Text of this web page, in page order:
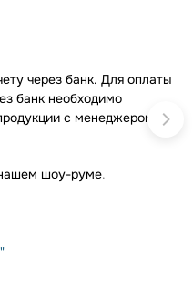
через банк. Для оплаты
банк необходимо
с менеджером и
шоу-руме.